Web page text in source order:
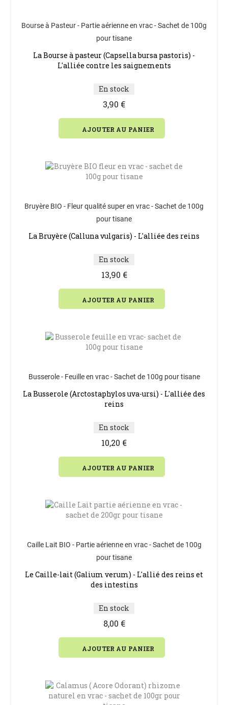
Bourse à Pasteur - Partie aérienne en vrac - Sachet de 100g
pour tisane
La Bourse à pasteur (Capsella bursa pastoris) -
L'alliée contre les saignements
En stock
3,90 €
AJOUTER AU PANIER
Bruyère BIO - Fleur qualité super en vrac - Sachet de 100g
pour tisane
La Bruyère (Calluna vulgaris) - L'alliée des reins
En stock
13,90 €
AJOUTER AU PANIER
Busserole - Feuille en vrac - Sachet de 100g pour tisane
La Busserole (Arctostaphylos uva-ursi) - L'alliée des
reins
En stock
10,20 €
AJOUTER AU PANIER
Caille Lait BIO - Partie aérienne en vrac - Sachet de 100g
pour tisane
Le Caille-lait (Galium verum) - L'allié des reins et
des intestins
En stock
8,00 €
AJOUTER AU PANIER